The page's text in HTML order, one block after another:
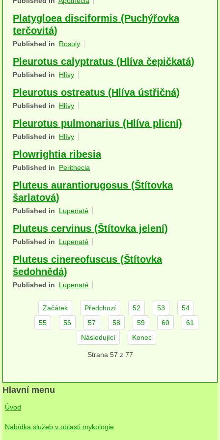
podle typu plodnic
mykorhizni
terestrické saprotrofní
fungikolní
šišky, plody, květy
koprofilní
lichenizované
muscikolni
herbikolní-dvouděložné
herbikolní-kapraďorosty
Perithecia nestromatická
bílá hniloba
hnědá hniloba
jednoleté
Platygloea disciformis (Puchýřovka
terčovitá)
Published in Rosoly
Pleurotus calyptratus (Hlíva čepičkatá)
Published in Hlívy
Pleurotus ostreatus (Hlíva ústřičná)
Published in Hlívy
Pleurotus pulmonarius (Hlíva plicní)
Published in Hlívy
Plowrightia ribesia
Published in Perithecia
Pluteus aurantiorugosus (Štítovka
šarlatová)
Published in Lupenaté
Pluteus cervinus (Štítovka jelení)
Published in Lupenaté
Pluteus cinereofuscus (Štítovka
šedohnědá)
Published in Lupenaté
Začátek Předchozí 52 53
54
55
56 57 58 59 60
61
Následující
Konec
Strana 57 z 77
Hlavní menu
Úvod
Nabídka služeb v oblasti mykologie